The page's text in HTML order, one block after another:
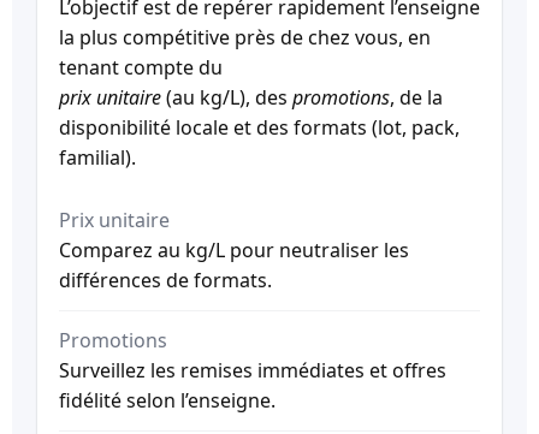
L’objectif est de repérer rapidement l’enseigne
la plus compétitive près de chez vous, en
tenant compte du
prix unitaire(au kg/L), des promotions, de la
disponibilité locale et des formats (lot, pack,
familial).
Prix unitaire
Comparez au kg/L pour neutraliser les
différences de formats.
Promotions
Surveillez les remises immédiates et offres
fidélité selon l’enseigne.